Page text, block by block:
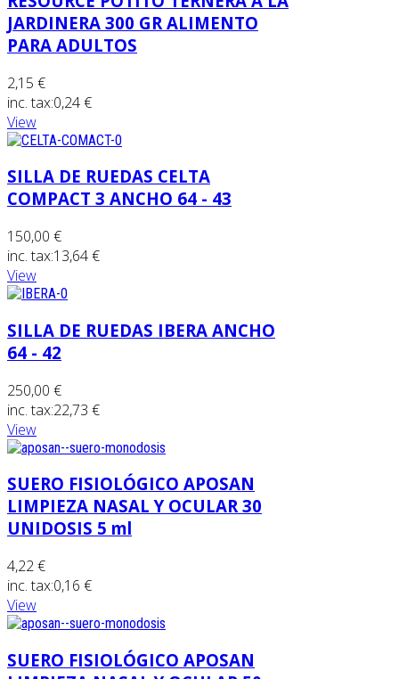
JARDINERA 300 GR ALIMENTO
PARA ADULTOS
2,15 €
inc. tax:0,24 €
View
SILLA DE RUEDAS CELTA
COMPACT 3 ANCHO 64 - 43
150,00 €
inc. tax:13,64 €
View
SILLA DE RUEDAS IBERA ANCHO
64 - 42
250,00 €
inc. tax:22,73 €
View
SUERO FISIOLÓGICO APOSAN
LIMPIEZA NASAL Y OCULAR 30
UNIDOSIS 5 ml
4,22 €
inc. tax:0,16 €
View
SUERO FISIOLÓGICO APOSAN